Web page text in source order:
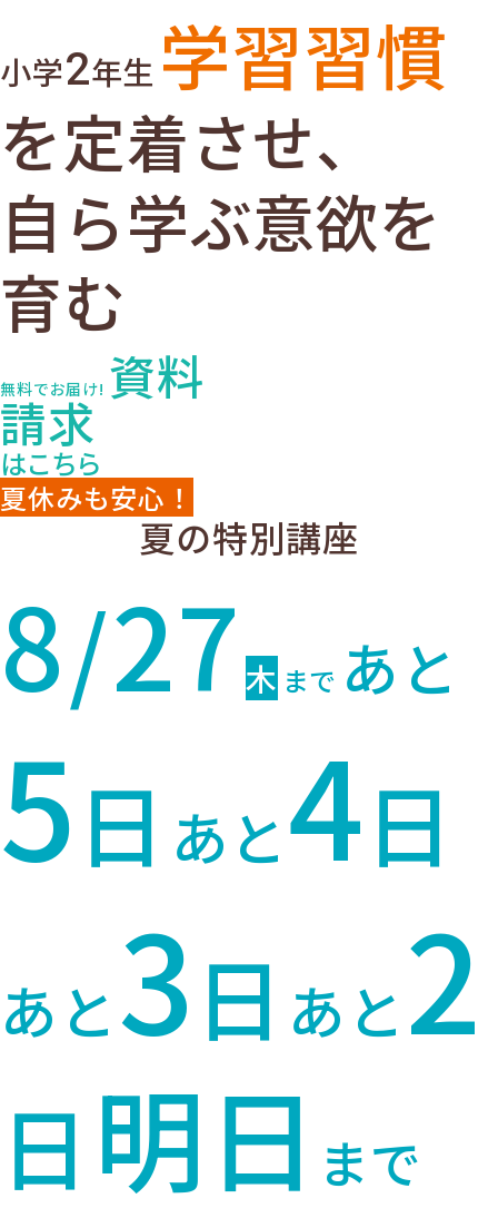
小学2年生 学習習慣
を定着させ、
自ら学ぶ意欲を
育む
無料でお届け! 資料
請求
はこちら
夏休みも安心！
夏の特別講座
8/27 木 まで あと
5日 あと4日
あと3日 あと2
日 明日 まで